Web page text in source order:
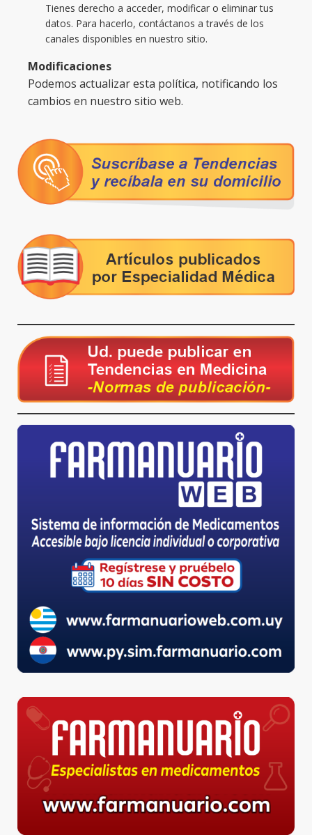
Tienes derecho a acceder, modificar o eliminar tus
datos. Para hacerlo, contáctanos a través de los
canales disponibles en nuestro sitio.
Modificaciones
Podemos actualizar esta política, notificando los
cambios en nuestro sitio web.